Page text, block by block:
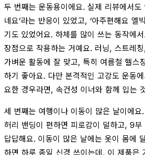
두 번째는 운동용이에요. 실제 리뷰에서도
네요’라는 반응이 있었고, ‘아주편해요 엘
기도 있었어요. 하체를 많이 쓰는 동작에
장점으로 작용하는 거예요. 러닝, 스트레
가벼운 활동에 잘 맞고, 특히 여름철 헬스
하기 좋아요. 다만 본격적인 고강도 운동
요한 경우라면, 속건성 이너와 함께 입는
세 번째는 여행이나 이동이 많은 날이에요
허리 밴딩이 편하면 피로감이 덜하고, 9부
답답해요. 이동이 많은 날에는 옷이 몸에
하면 하루 종일 신경 쓰이는데, 이 제품은